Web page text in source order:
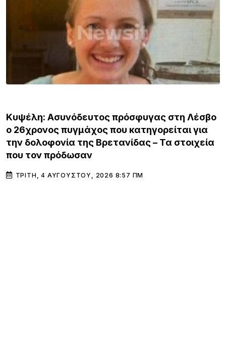
Κυψέλη: Ασυνόδευτος πρόσφυγας στη Λέσβο
ο 26χρονος πυγμάχος που κατηγορείται για
την δολοφονία της Βρετανίδας – Τα στοιχεία
που τον πρόδωσαν
ΤΡΊΤΗ, 4 ΑΥΓΟΎΣΤΟΥ, 2026 8:57 ΠΜ